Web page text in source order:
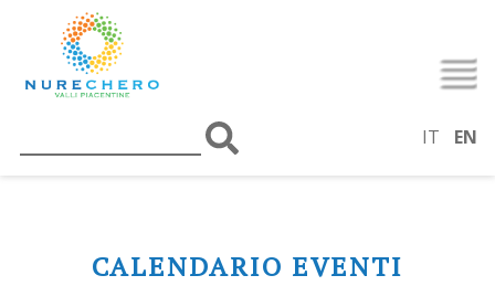
IT EN
CALENDARIO EVENTI